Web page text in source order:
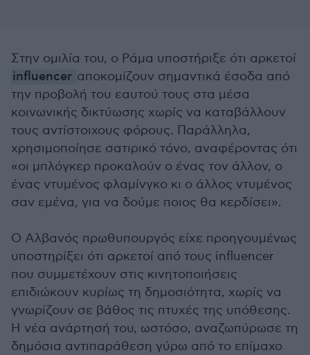
Στην ομιλία του, ο Ράμα υποστήριξε ότι αρκετοί
influencer αποκομίζουν σημαντικά έσοδα από
την προβολή του εαυτού τους στα μέσα
κοινωνικής δικτύωσης χωρίς να καταβάλλουν
τους αντίστοιχους φόρους. Παράλληλα,
χρησιμοποίησε σατιρικό τόνο, αναφέροντας ότι
«οι μπλόγκερ προκαλούν ο ένας τον άλλον, ο
ένας ντυμένος φλαμίνγκο κι ο άλλος ντυμένος
σαν εμένα, για να δούμε ποιος θα κερδίσει».
Ο Αλβανός πρωθυπουργός είχε προηγουμένως
υποστηρίξει ότι αρκετοί από τους influencer
που συμμετέχουν στις κινητοποιήσεις
επιδιώκουν κυρίως τη δημοσιότητα, χωρίς να
γνωρίζουν σε βάθος τις πτυχές της υπόθεσης.
Η νέα ανάρτησή του, ωστόσο, αναζωπύρωσε τη
δημόσια αντιπαράθεση γύρω από το επίμαχο